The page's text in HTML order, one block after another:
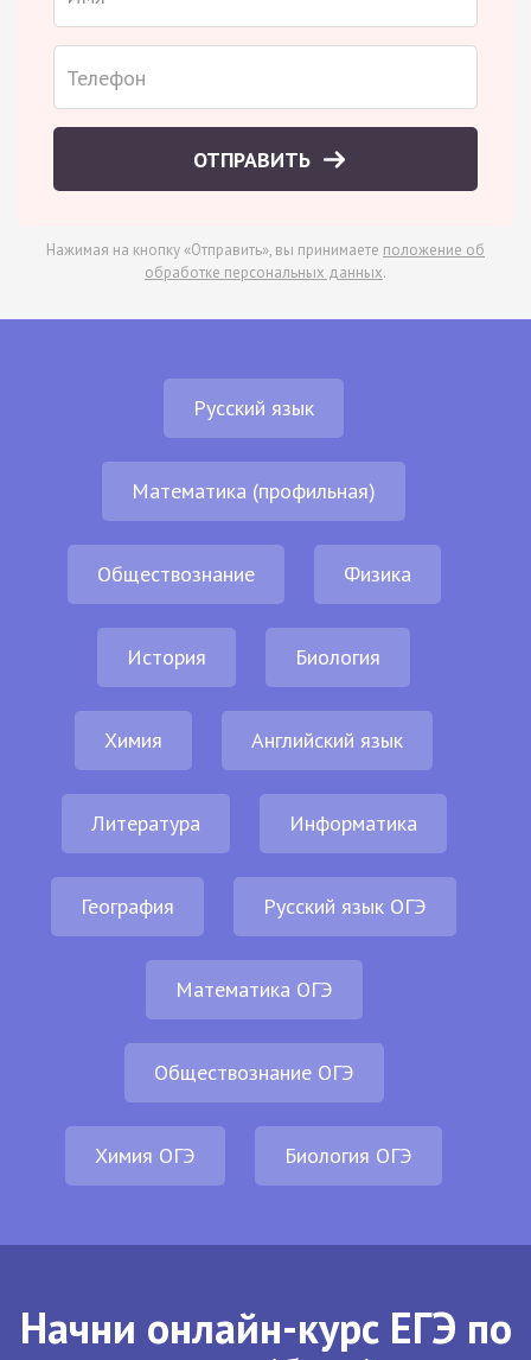
ОТПРАВИТЬ
Нажимая на кнопку «Отправить», вы принимаете положение об
обработке персональных данных.
Русский язык
Математика (профильная)
Обществознание Физика
История Биология
Химия Английский язык
Литература Информатика
География Русский язык ОГЭ
Математика ОГЭ
Обществознание ОГЭ
Химия ОГЭ Биология ОГЭ
Начни онлайн-курс ЕГЭ по